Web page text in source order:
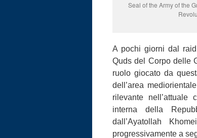
Seal of the Army of the
A pochi giorni dal
Quds del Corpo delle
ruolo giocato da
dell’area
rilevante nell’attuale
interna della
dall’Ayatollah
progressivamente a